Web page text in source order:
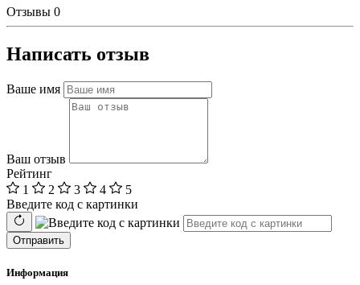
Отзывы 0
Написать отзыв
Ваше имя
Ваш отзыв
Рейтинг
1
2 3 4
5
Введите код с картинки
Отправить
Информация